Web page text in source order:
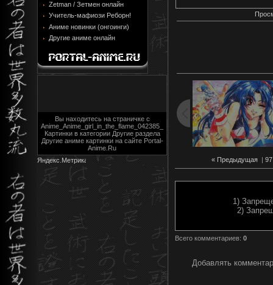
Zetman / Зетмен онлайн
Учитель-мафиози Реборн!
Аниме новинки (онгоинги)
Другие аниме онлайн
Вы находитесь на страничке с
Anime_Anime_girl_in_the_flame_042385_
Картинки в категории Другие раздела
Другие аниме картинки на сайте Portal-
Anime.Ru
« Предыдущая | 97
1)
2)
Всего комментариев: 0
Добавлять